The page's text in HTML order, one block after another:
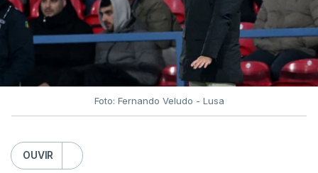
Foto: Fernando Veludo - Lusa
OUVIR